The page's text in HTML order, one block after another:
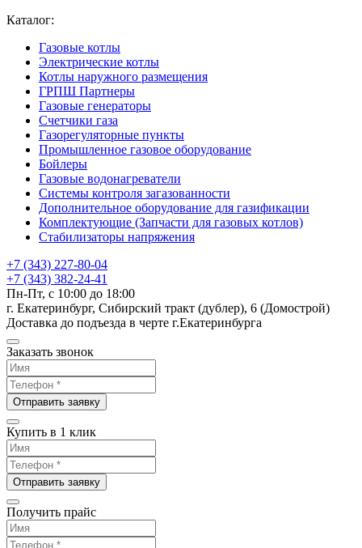
Каталог:
Газовые котлы
Электрические котлы
Котлы наружного размещения
ГРПШ Партнеры
Газовые генераторы
Счетчики газа
Газорегуляторные пункты
Промышленное газовое оборудование
Бойлеры
Газовые водонагреватели
Системы контроля загазованности
Дополнительное оборудование для газификации
Комплектующие (Запчасти для газовых котлов)
Стабилизаторы напряжения
+7 (343) 227-80-04
+7 (343) 382-24-41
Пн-Пт, с 10:00 до 18:00
г. Екатеринбург, Сибирский тракт (дублер), 6 (Домострой)
Доставка до подъезда в черте г.Екатеринбурга
Заказать звонок
Отправить заявку
Купить в 1 клик
Отправить заявку
Получить прайс